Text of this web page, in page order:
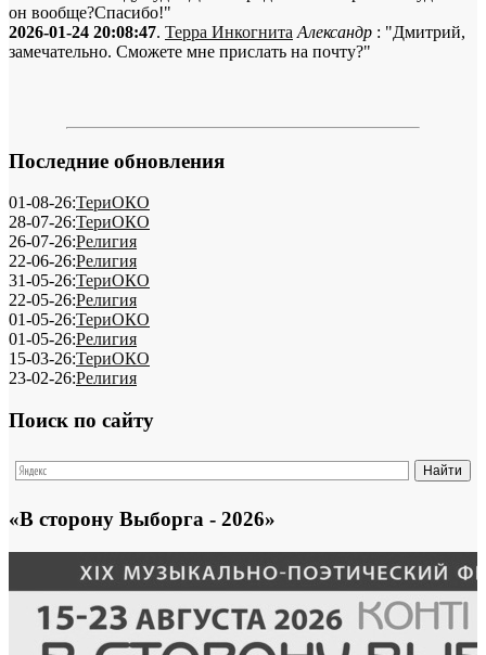
он вообще?Спасибо!"
2026-01-24 20:08:47. Терра Инкогнита Александр : "Дмитрий,
замечательно. Сможете мне прислать на почту?"
Последние обновления
01-08-26:ТериОКО
28-07-26:ТериОКО
26-07-26:Религия
22-06-26:Религия
31-05-26:ТериОКО
22-05-26:Религия
01-05-26:ТериОКО
01-05-26:Религия
15-03-26:ТериОКО
23-02-26:Религия
Поиск по сайту
«В сторону Выборга - 2026»